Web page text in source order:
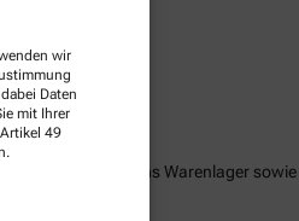
wir
Daten
mit Ihrer
49
und Einsortieren ins Warenlager sowie